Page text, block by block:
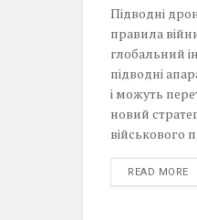
Підводні
правила
глобальний
підводні
і можуть
новий
військового
READ MORE